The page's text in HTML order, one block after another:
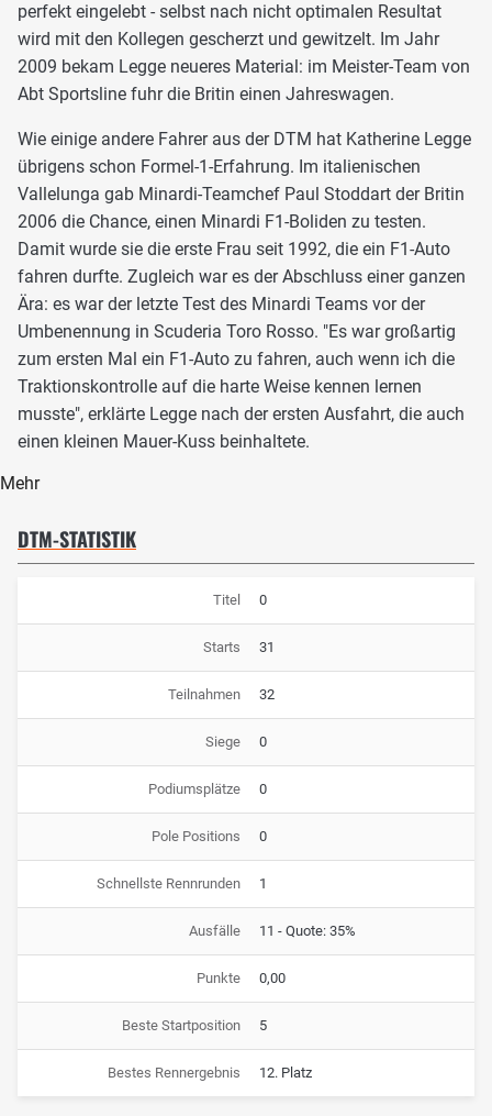
perfekt eingelebt - selbst nach nicht optimalen Resultat
wird mit den Kollegen gescherzt und gewitzelt. Im Jahr
2009 bekam Legge neueres Material: im Meister-Team von
Abt Sportsline fuhr die Britin einen Jahreswagen.
Wie einige andere Fahrer aus der DTM hat Katherine Legge
übrigens schon Formel-1-Erfahrung. Im italienischen
Vallelunga gab Minardi-Teamchef Paul Stoddart der Britin
2006 die Chance, einen Minardi F1-Boliden zu testen.
Damit wurde sie die erste Frau seit 1992, die ein F1-Auto
fahren durfte. Zugleich war es der Abschluss einer ganzen
Ära: es war der letzte Test des Minardi Teams vor der
Umbenennung in Scuderia Toro Rosso. "Es war großartig
zum ersten Mal ein F1-Auto zu fahren, auch wenn ich die
Traktionskontrolle auf die harte Weise kennen lernen
musste", erklärte Legge nach der ersten Ausfahrt, die auch
einen kleinen Mauer-Kuss beinhaltete.
Mehr
DTM-STATISTIK
Titel 0
Starts 31
Teilnahmen 32
Siege 0
Podiumsplätze 0
Pole Positions 0
Schnellste Rennrunden 1
Ausfälle 11 - Quote: 35%
Punkte 0,00
Beste Startposition 5
Bestes Rennergebnis 12. Platz